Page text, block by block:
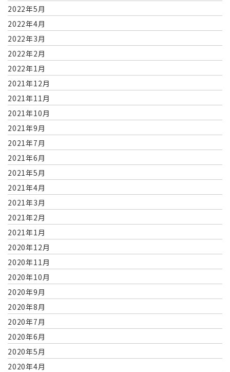
2022年5月
2022年4月
2022年3月
2022年2月
2022年1月
2021年12月
2021年11月
2021年10月
2021年9月
2021年7月
2021年6月
2021年5月
2021年4月
2021年3月
2021年2月
2021年1月
2020年12月
2020年11月
2020年10月
2020年9月
2020年8月
2020年7月
2020年6月
2020年5月
2020年4月